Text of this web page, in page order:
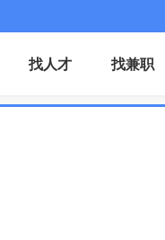
找人才 找兼职